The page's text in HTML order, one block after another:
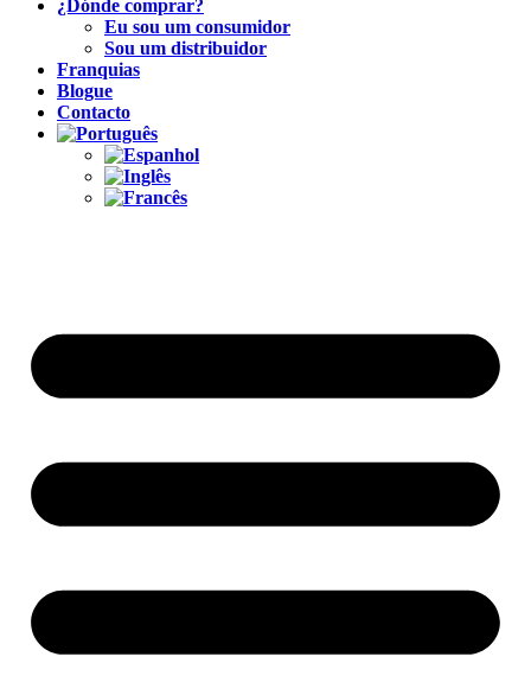
¿Dónde comprar?
Eu sou um consumidor
Sou um distribuidor
Franquias
Blogue
Contacto